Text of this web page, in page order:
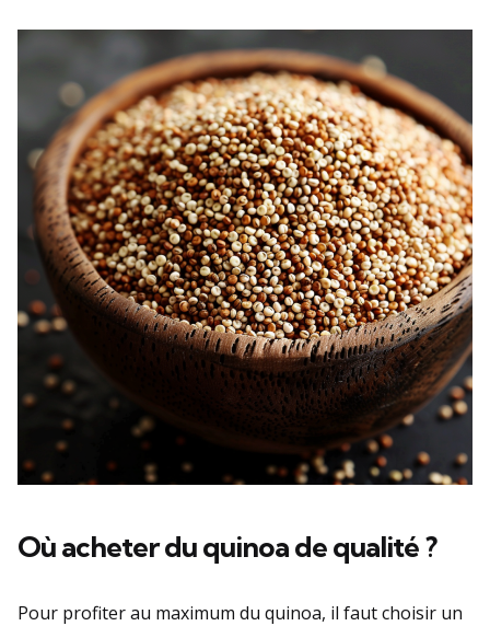
Où acheter du quinoa de qualité ?
Pour profiter au maximum du quinoa, il faut choisir un